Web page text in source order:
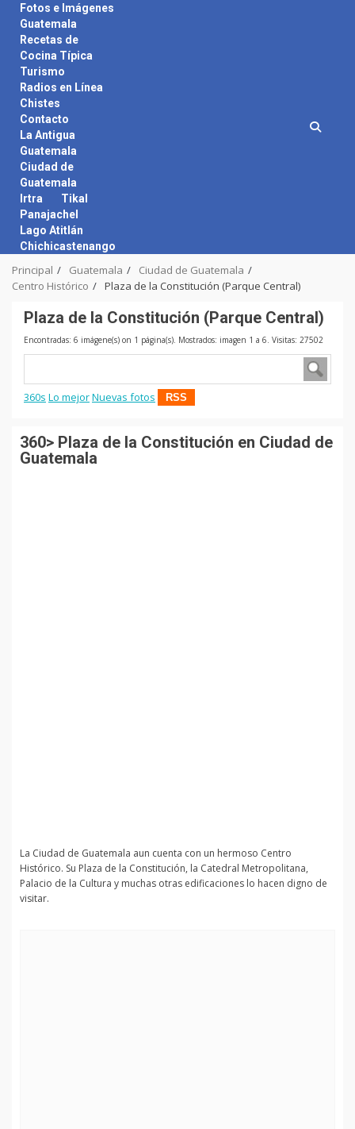
content
Fotos e Imágenes
Guatemala
Recetas de
Cocina Típica
Turismo
Radios en Línea
Chistes
Contacto
La Antigua
Guatemala
Ciudad de
Guatemala
Irtra
Tikal
Panajachel
Lago Atitlán
Chichicastenango
Principal Guatemala
Ciudad de Guatemala
Centro Histórico
Plaza de la Constitución (Parque Central)
Plaza de la Constitución (Parque Central)
Encontradas: 6 imágene(s) on 1 página(s). Mostrados: imagen 1 a 6. Visitas: 27502
360s Lo mejorNuevas fotos RSS
360> Plaza de la Constitución en Ciudad de
Guatemala
La Ciudad de Guatemala aun cuenta con un hermoso Centro
Histórico. Su Plaza de la Constitución, la Catedral Metropolitana,
Palacio de la Cultura y muchas otras edificaciones lo hacen digno de
visitar.